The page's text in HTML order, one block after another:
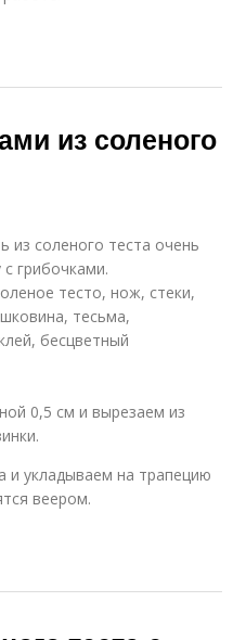
из соленого
из соленого теста очень
грибочками.
тесто, нож, стеки,
тесьма,
бесцветный
0,5 см и вырезаем из
и укладываем на трапецию
веером.